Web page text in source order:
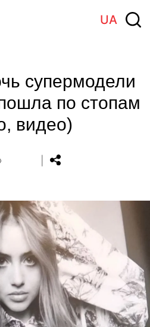
UA
супермодели
по стопам
видео)